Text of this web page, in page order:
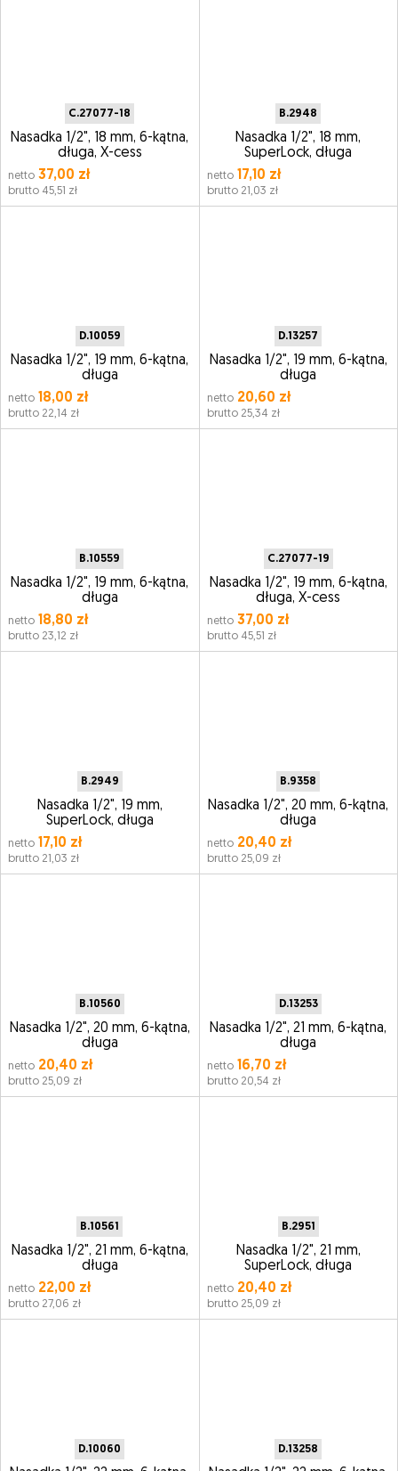
C.27077-18
Nasadka 1/2", 18 mm, 6-kątna,
długa, X-cess
netto 37,00 zł
brutto 45,51 zł
B.2948
Nasadka 1/2", 18 mm,
SuperLock, długa
netto17,10 zł
brutto 21,03 zł
D.10059
Nasadka 1/2", 19 mm, 6-kątna,
długa
netto 18,00 zł
brutto 22,14 zł
D.13257
Nasadka 1/2", 19 mm, 6-kątna,
długa
netto20,60 zł
brutto 25,34 zł
B.10559
Nasadka 1/2", 19 mm, 6-kątna,
długa
netto 18,80 zł
brutto 23,12 zł
C.27077-19
Nasadka 1/2", 19 mm, 6-kątna,
długa, X-cess
netto37,00 zł
brutto 45,51 zł
B.2949
Nasadka 1/2", 19 mm,
SuperLock, długa
netto 17,10 zł
brutto 21,03 zł
B.9358
Nasadka 1/2", 20 mm, 6-kątna,
długa
netto20,40 zł
brutto 25,09 zł
B.10560
Nasadka 1/2", 20 mm, 6-kątna,
długa
netto 20,40 zł
brutto 25,09 zł
D.13253
Nasadka 1/2", 21 mm, 6-kątna,
długa
netto16,70 zł
brutto 20,54 zł
B.10561
Nasadka 1/2", 21 mm, 6-kątna,
długa
netto 22,00 zł
brutto 27,06 zł
B.2951
Nasadka 1/2", 21 mm,
SuperLock, długa
netto20,40 zł
brutto 25,09 zł
D.10060 D.13258